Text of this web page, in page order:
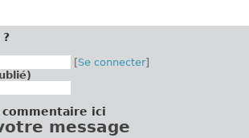
[Se connecter]
ici
message